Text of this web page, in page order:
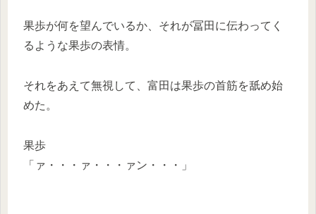
果歩が何を望んでいるか、それが冨田に伝わってく
るような果歩の表情。
それをあえて無視して、富田は果歩の首筋を舐め始
めた。
果歩
「ァ・・・ァ・・・ァン・・・」